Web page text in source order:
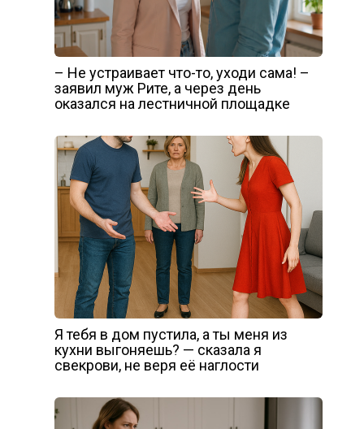
– Не устраивает что-то, уходи сама! –
заявил муж Рите, а через день
оказался на лестничной площадке
Я тебя в дом пустила, а ты меня из
кухни выгоняешь? — сказала я
свекрови, не веря её наглости